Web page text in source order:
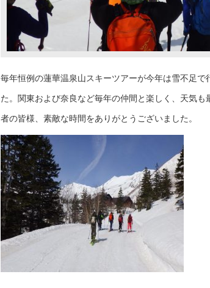
毎年恒例の蓮華温泉山スキーツアーが今年は雪不足
た。関東および奈良など毎年の仲間と楽しく、天気
者の皆様、素敵な時間をありがとうございました。